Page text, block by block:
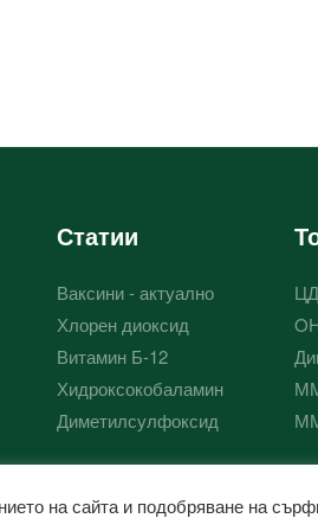
Статии
Ваксини - актуално
Хлорен диоксид
Витамин Б-12
Хидроксокобаламин
Диметилсулфоксид
на сайта и подобряване на